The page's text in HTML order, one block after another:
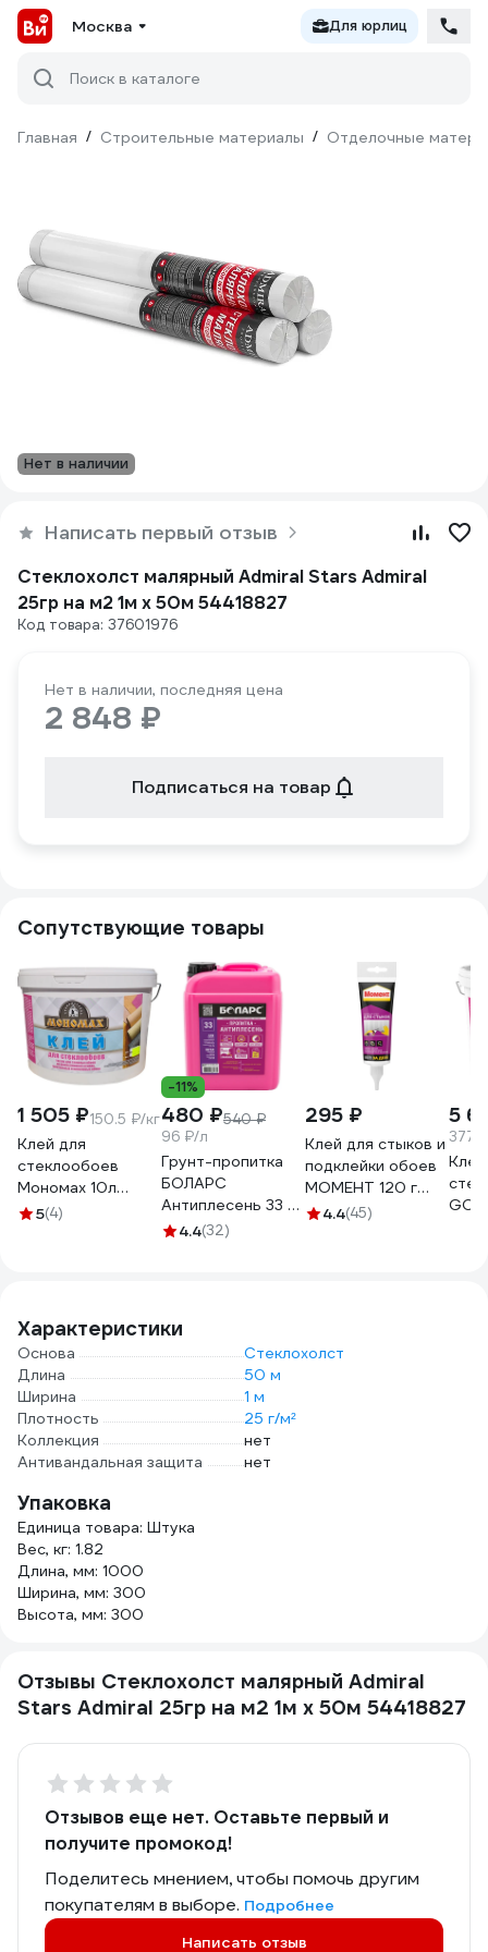
Москва Для юрлиц
Поиск в каталоге
Главная / Строительные материалы / Отделочные
Нет в наличии
Написать первый отзыв
Стеклохолст малярный Admiral Stars Admiral
25гр на м2 1м x 50м 54418827
Код товара: 37601976
Нет в наличии, последняя цена
2 848 ₽
Подписаться на товар
Сопутствующие товары
1 505 ₽150.5 ₽/кг
Клей для
стеклообоев
Мономах 10л
2кст10б
5(4)
-11%
480 ₽540 ₽
96 ₽/л
Грунт-пропитка
БОЛАРС
Антиплесень 33 5
кг 00000042437
4.4(32)
295 ₽
Клей для стыков и
подклейки обоев
МОМЕНТ 120 г
3040161
4.4(45)
5
Характеристики
Основа
Стеклохолст
Длина
50 м
Ширина
1 м
Плотность
25 г/м²
Коллекция
нет
Антивандальная защита
нет
Упаковка
Единица товара: Штука
Вес, кг: 1.82
Длина, мм: 1000
Ширина, мм: 300
Высота, мм: 300
Отзывы Стеклохолст малярный Admiral
Stars Admiral 25гр на м2 1м x 50м 54418827
Отзывов еще нет. Оставьте первый и
получите промокод!
Поделитесь мнением, чтобы помочь другим
покупателям в выборе. Подробнее
Написать отзыв